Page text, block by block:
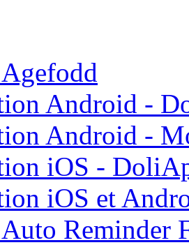
Android -
Android -
iOS -
iOS et
Reminder